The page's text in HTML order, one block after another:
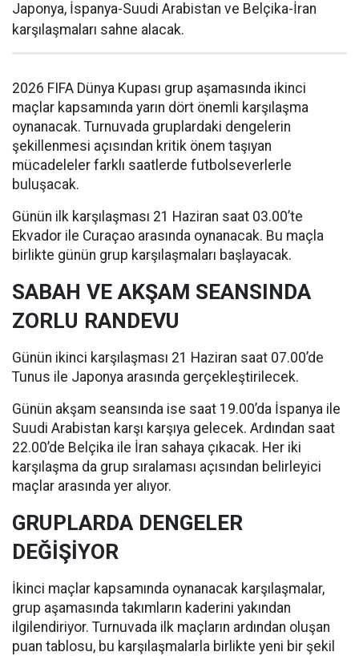
Japonya, İspanya-Suudi Arabistan ve Belçika-İran
karşılaşmaları sahne alacak.
2026 FIFA Dünya Kupası grup aşamasında ikinci
maçlar kapsamında yarın dört önemli karşılaşma
oynanacak. Turnuvada gruplardaki dengelerin
şekillenmesi açısından kritik önem taşıyan
mücadeleler farklı saatlerde futbolseverlerle
buluşacak.
Günün ilk karşılaşması 21 Haziran saat 03.00’te
Ekvador ile Curaçao arasında oynanacak. Bu maçla
birlikte günün grup karşılaşmaları başlayacak.
SABAH VE AKŞAM SEANSINDA
ZORLU RANDEVU
Günün ikinci karşılaşması 21 Haziran saat 07.00’de
Tunus ile Japonya arasında gerçekleştirilecek.
Günün akşam seansında ise saat 19.00’da İspanya ile
Suudi Arabistan karşı karşıya gelecek. Ardından saat
22.00’de Belçika ile İran sahaya çıkacak. Her iki
karşılaşma da grup sıralaması açısından belirleyici
maçlar arasında yer alıyor.
GRUPLARDA DENGELER
DEĞİŞİYOR
İkinci maçlar kapsamında oynanacak karşılaşmalar,
grup aşamasında takımların kaderini yakından
ilgilendiriyor. Turnuvada ilk maçların ardından oluşan
puan tablosu, bu karşılaşmalarla birlikte yeni bir şekil